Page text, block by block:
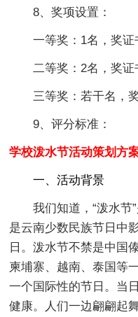
8、奖项设置：
一等奖：1名，奖证
二等奖：2名，奖证
三等奖：若干名，奖
9、评分标准：
学校泼水节活动策划方
一、活动背景
我们知道，“泼水节”
是云南少数民族节日中
日。泼水节不禁是中国
柬埔寨、越南、泰国等
一个国际性的节日。当
健康。人们一边翩翩起